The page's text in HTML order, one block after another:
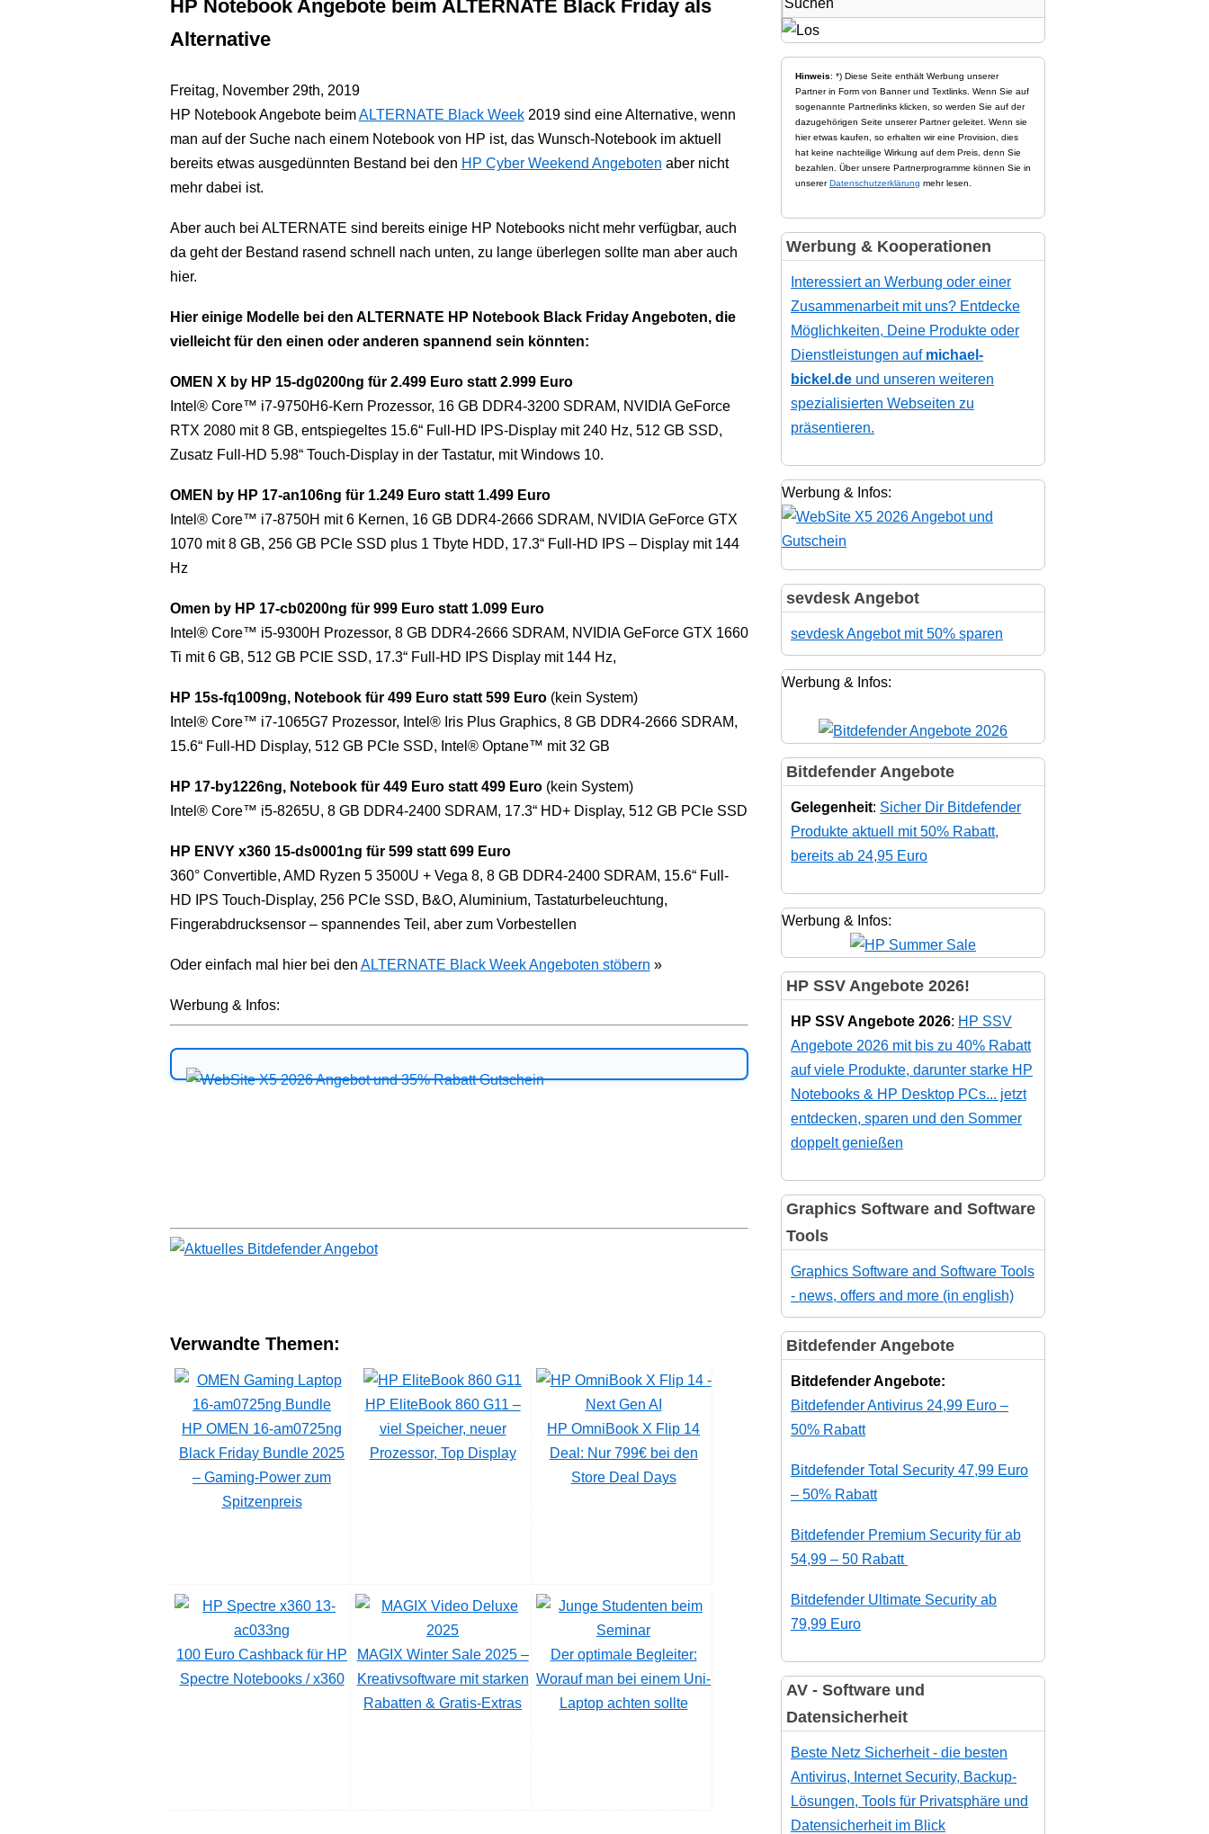
HP Notebook Angebote beim ALTERNATE Black Friday als
Alternative
Freitag, November 29th, 2019
HP Notebook Angebote beimALTERNATE Black Week2019 sind eine Alternative, wenn
man auf der Suche nach einem Notebook von HP ist, das Wunsch-Notebook im aktuell
bereits etwas ausgedünnten Bestand bei den HP Cyber Weekend Angeboten aber nicht
mehr dabei ist.
Aber auch bei ALTERNATE sind bereits einige HP Notebooks nicht mehr verfügbar, auch
da geht der Bestand rasend schnell nach unten, zu lange überlegen sollte man aber auch
hier.
Hier einige Modelle bei den ALTERNATE HP Notebook Black Friday Angeboten, die
vielleicht für den einen oder anderen spannend sein könnten:
OMEN X by HP 15-dg0200ng für 2.499 Euro statt 2.999 Euro
Intel® Core™ i7-9750H6-Kern Prozessor, 16 GB DDR4-3200 SDRAM, NVIDIA GeForce
RTX 2080 mit 8 GB, entspiegeltes 15.6“ Full-HD IPS-Display mit 240 Hz, 512 GB SSD,
Zusatz Full-HD 5.98“ Touch-Display in der Tastatur, mit Windows 10.
OMEN by HP 17-an106ng für 1.249 Euro statt 1.499 Euro
Intel® Core™ i7-8750H mit 6 Kernen, 16 GB DDR4-2666 SDRAM, NVIDIA GeForce GTX
1070 mit 8 GB, 256 GB PCIe SSD plus 1 Tbyte HDD, 17.3“ Full-HD IPS – Display mit 144
Hz
Omen by HP 17-cb0200ng für 999 Euro statt 1.099 Euro
Intel® Core™ i5-9300H Prozessor, 8 GB DDR4-2666 SDRAM, NVIDIA GeForce GTX 1660
Ti mit 6 GB, 512 GB PCIE SSD, 17.3“ Full-HD IPS Display mit 144 Hz,
HP 15s-fq1009ng, Notebook für 499 Euro statt 599 Euro(kein System)
Intel® Core™ i7-1065G7 Prozessor, Intel® Iris Plus Graphics, 8 GB DDR4-2666 SDRAM,
15.6“ Full-HD Display, 512 GB PCIe SSD, Intel® Optane™ mit 32 GB
HP 17-by1226ng, Notebook für 449 Euro statt 499 Euro(kein System)
Intel® Core™ i5-8265U, 8 GB DDR4-2400 SDRAM, 17.3“ HD+ Display, 512 GB PCIe SSD
HP ENVY x360 15-ds0001ng für 599 statt 699 Euro
360° Convertible, AMD Ryzen 5 3500U + Vega 8, 8 GB DDR4-2400 SDRAM, 15.6“ Full-
HD IPS Touch-Display, 256 PCIe SSD, B&O, Aluminium, Tastaturbeleuchtung,
Fingerabdrucksensor – spannendes Teil, aber zum Vorbestellen
Oder einfach mal hier bei den ALTERNATE Black Week Angeboten stöbern »
Werbung & Infos:
Verwandte Themen:
HP OMEN 16-am0725ng
Black Friday Bundle 2025
– Gaming-Power zum
Spitzenpreis
HP EliteBook 860 G11 –
viel Speicher, neuer
Prozessor, Top Display
HP OmniBook X Flip 14
Deal: Nur 799€ bei den
Store Deal Days
100 Euro Cashback für HP
Spectre Notebooks / x360
MAGIX Winter Sale 2025 –
Kreativsoftware mit starken
Rabatten & Gratis-Extras
Der optimale Begleiter:
Worauf man bei einem Uni-
Laptop achten sollte
Hinweis: *) Diese Seite enthält Werbung unserer
Partner in Form von Banner und Textlinks. Wenn Sie auf
sogenannte Partnerlinks klicken, so werden Sie auf der
dazugehörigen Seite unserer Partner geleitet. Wenn sie
hier etwas kaufen, so erhalten wir eine Provision, dies
hat keine nachteilige Wirkung auf dem Preis, denn Sie
bezahlen. Über unsere Partnerprogramme können Sie in
unsererDatenschutzerklärung mehr lesen.
Werbung & Kooperationen
Interessiert an Werbung oder einer
Zusammenarbeit mit uns? Entdecke
Möglichkeiten, Deine Produkte oder
Dienstleistungen auf michael-
bickel.de und unseren weiteren
spezialisierten Webseiten zu
präsentieren.
Werbung & Infos:
sevdesk Angebot
sevdesk Angebot mit 50% sparen
Werbung & Infos:
Bitdefender Angebote
Gelegenheit: Sicher Dir Bitdefender
Produkte aktuell mit 50% Rabatt,
bereits ab 24,95 Euro
Werbung & Infos:
HP SSV Angebote 2026!
HP SSV Angebote 2026: HP SSV
Angebote 2026 mit bis zu 40% Rabatt
auf viele Produkte, darunter starke HP
Notebooks & HP Desktop PCs... jetzt
entdecken, sparen und den Sommer
doppelt genießen
Graphics Software and Software
Tools
Graphics Software and Software Tools
- news, offers and more (in english)
Bitdefender Angebote
Bitdefender Angebote:
Bitdefender Antivirus 24,99 Euro –
50% Rabatt
Bitdefender Total Security 47,99 Euro
– 50% Rabatt
Bitdefender Premium Security für ab
54,99 – 50 Rabatt
Bitdefender Ultimate Security ab
79,99 Euro
AV - Software und
Datensicherheit
Beste Netz Sicherheit - die besten
Antivirus, Internet Security, Backup-
Lösungen, Tools für Privatsphäre und
Datensicherheit im Blick